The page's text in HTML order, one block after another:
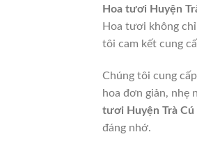
Hoa tươi Huyện
Hoa tươi không
tôi cam kết cung
Chúng tôi cung
hoa đơn giản, nhẹ
tươi Huyện Trà Cú
đáng nhớ.